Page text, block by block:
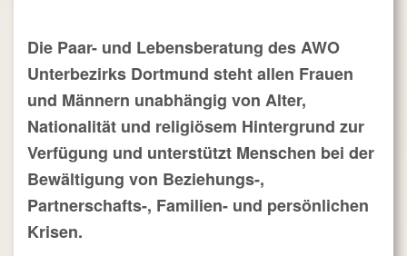
Die Paar- und Lebensberatung des AWO
Unterbezirks Dortmund steht allen Frauen
und Männern unabhängig von Alter,
Nationalität und religiösem Hintergrund zur
Verfügung und unterstützt Menschen bei der
Bewältigung von Beziehungs-,
Partnerschafts-, Familien- und persönlichen
Krisen.